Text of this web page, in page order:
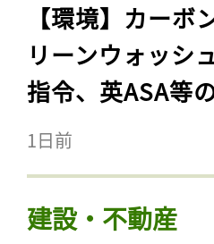
【環境】カー
リーンウォッシ
指令、英ASA等
1日前
建設・不動産